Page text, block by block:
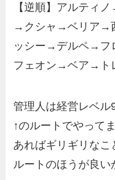
【逆順】アルティ
→クシャ→ベリア→
ッシー→デルペ→フ
フェオン→ベア→ト
管理人は経営レベ
↑のルートでやって
あればギリギリな
ルートのほうが良い